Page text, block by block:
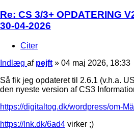
Re: CS 3/3+ OPDATERING
30-04-2026
Citer
Indlæg af pejft » 04 maj 2026, 18:33
Så fik jeg opdateret til 2.6.1 (v.h.a.
den nyeste version af CS3
https://digitaltog.dk/wordpress/om-
https://lnk.dk/6ad4 virker ;)